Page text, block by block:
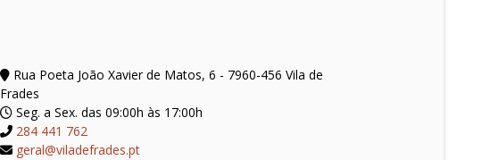
Rua Poeta João Xavier de Matos, 6 - 7960-456 Vila de
Frades
Seg. a Sex. das 09:00h às 17:00h
284 441 762
geral@viladefrades.pt